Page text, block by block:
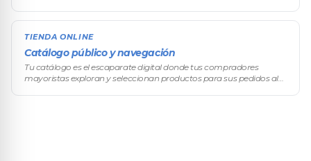
TIENDA ONLINE
Catálogo público y navegación
Tu catálogo es el escaparate digital donde tus compradores
mayoristas exploran y seleccionan productos para sus pedidos al